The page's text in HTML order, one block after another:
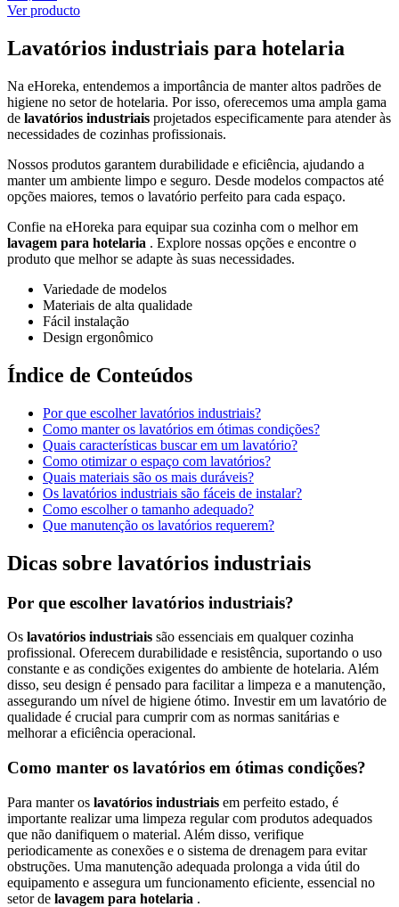
Ver producto
Lavatórios industriais para hotelaria
Na eHoreka, entendemos a importância de manter altos padrões de
higiene no setor de hotelaria. Por isso, oferecemos uma ampla gama
de lavatórios industriais projetados especificamente para atender às
necessidades de cozinhas profissionais.
Nossos produtos garantem durabilidade e eficiência, ajudando a
manter um ambiente limpo e seguro. Desde modelos compactos até
opções maiores, temos o lavatório perfeito para cada espaço.
Confie na eHoreka para equipar sua cozinha com o melhor em
lavagem para hotelaria . Explore nossas opções e encontre o
produto que melhor se adapte às suas necessidades.
Variedade de modelos
Materiais de alta qualidade
Fácil instalação
Design ergonômico
Índice de Conteúdos
Por que escolher lavatórios industriais?
Como manter os lavatórios em ótimas condições?
Quais características buscar em um lavatório?
Como otimizar o espaço com lavatórios?
Quais materiais são os mais duráveis?
Os lavatórios industriais são fáceis de instalar?
Como escolher o tamanho adequado?
Que manutenção os lavatórios requerem?
Dicas sobre lavatórios industriais
Por que escolher lavatórios industriais?
Os lavatórios industriais são essenciais em qualquer cozinha
profissional. Oferecem durabilidade e resistência, suportando o uso
constante e as condições exigentes do ambiente de hotelaria. Além
disso, seu design é pensado para facilitar a limpeza e a manutenção,
assegurando um nível de higiene ótimo. Investir em um lavatório de
qualidade é crucial para cumprir com as normas sanitárias e
melhorar a eficiência operacional.
Como manter os lavatórios em ótimas condições?
Para manter os lavatórios industriais em perfeito estado, é
importante realizar uma limpeza regular com produtos adequados
que não danifiquem o material. Além disso, verifique
periodicamente as conexões e o sistema de drenagem para evitar
obstruções. Uma manutenção adequada prolonga a vida útil do
equipamento e assegura um funcionamento eficiente, essencial no
setor de lavagem para hotelaria .